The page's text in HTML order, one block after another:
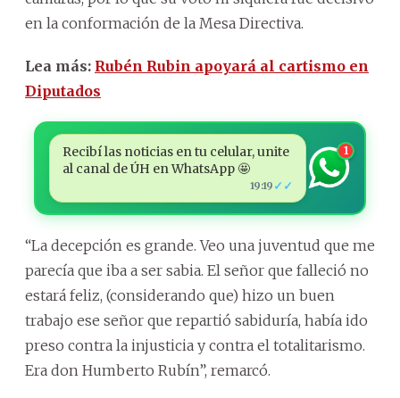
en la conformación de la Mesa Directiva.
Lea más: Rubén Rubin apoyará al cartismo en
Diputados
Recibí las noticias en tu celular, unite
al canal de ÚH en WhatsApp 🤩
19:19 ✓✓
1
“La decepción es grande. Veo una juventud que me
parecía que iba a ser sabia. El señor que falleció no
estará feliz, (considerando que) hizo un buen
trabajo ese señor que repartió sabiduría, había ido
preso contra la injusticia y contra el totalitarismo.
Era don Humberto Rubín”, remarcó.